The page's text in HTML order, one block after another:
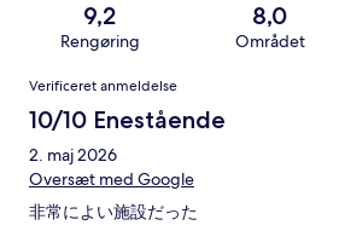
9,2
Rengøring
8,0
Området
Anmeldelser
Verificeret anmeldelse
10/10 Enestående
2. maj 2026
Oversæt med Google
非常によい施設だった